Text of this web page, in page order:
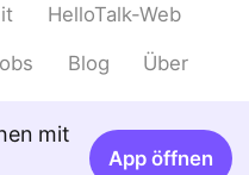
HelloTalk-Web
Blog Über
mit
App öffnen